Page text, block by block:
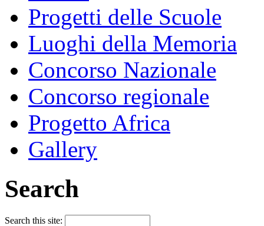
Progetti delle Scuole
Luoghi della Memoria
Concorso Nazionale
Concorso regionale
Progetto Africa
Gallery
Search
Search this site: